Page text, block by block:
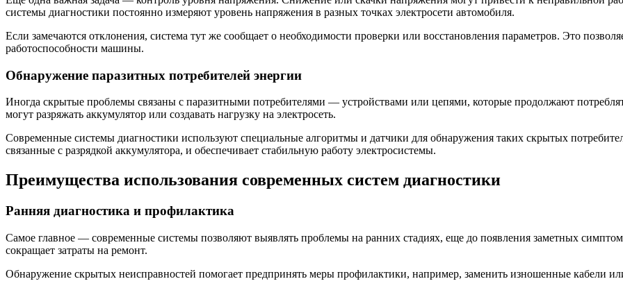
системы диагностики постоянно измеряют уровень напряжения в разных точках электросети автомобиля.
Если замечаются отклонения, система тут же сообщает о необходимости проверки или восстановления параметров. Это
работоспособности машины.
Обнаружение паразитных потребителей энергии
Иногда скрытые проблемы связаны с паразитными потребителями — устройствами или цепями, которые продолжают
могут разряжать аккумулятор или создавать нагрузку на электросеть.
Современные системы диагностики используют специальные алгоритмы и датчики для обнаружения таких скрытых
связанные с разрядкой аккумулятора, и обеспечивает стабильную работу электросистемы.
Преимущества использования современных систем диагностики
Ранняя диагностика и профилактика
Самое главное — современные системы позволяют выявлять проблемы на ранних стадиях, еще до появления заметных
сокращает затраты на ремонт.
Обнаружение скрытых неисправностей помогает предпринять меры профилактики, например, заменить изношенные кабели